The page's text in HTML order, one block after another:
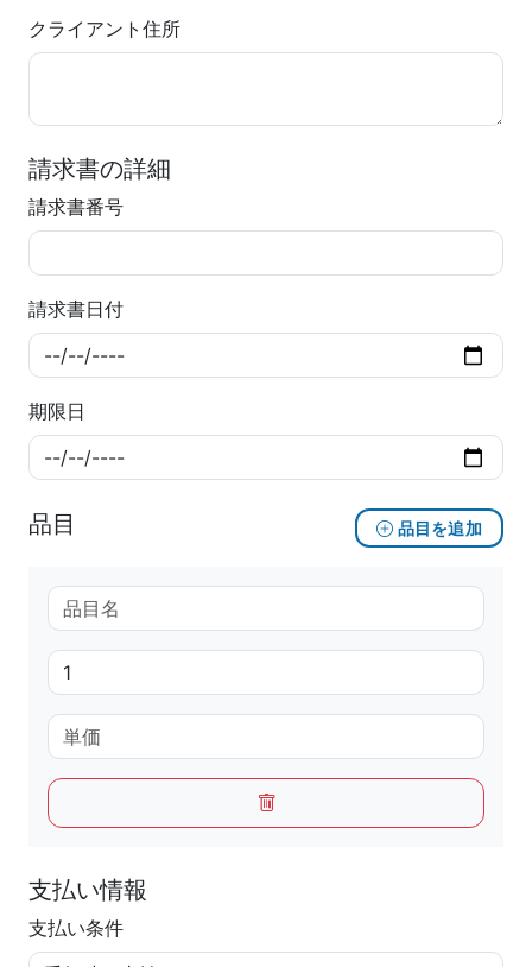
クライアント住所
請求書の詳細
請求書番号
請求書日付
期限日
品目 品目を追加
支払い情報
支払い条件